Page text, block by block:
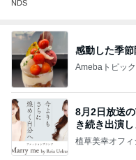
NDS
感動した季
Amebaトピッ
8月2日放送
き続き出演し
植草美幸オフ